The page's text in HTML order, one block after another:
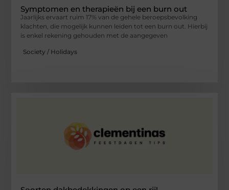
Symptomen en therapieën bij een burn out
Jaarlijks ervaart ruim 17% van de gehele beroepsbevolking
klachten, die mogelijk kunnen leiden tot een burn out. Hierbij
is enkel rekening gehouden met de aangegeven
Society / Holidays